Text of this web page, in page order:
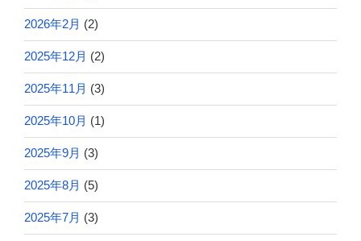
2026年2月 (2)
2025年12月 (2)
2025年11月 (3)
2025年10月 (1)
2025年9月 (3)
2025年8月 (5)
2025年7月 (3)